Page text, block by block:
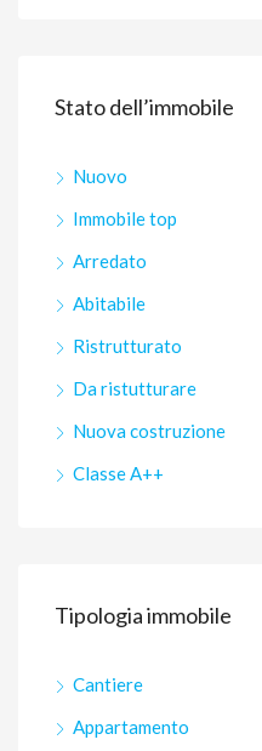
Stato dell’immobile
Nuovo
Immobile top
Arredato
Abitabile
Ristrutturato
Da ristutturare
Nuova costruzione
Classe A++
Tipologia immobile
Cantiere
Appartamento